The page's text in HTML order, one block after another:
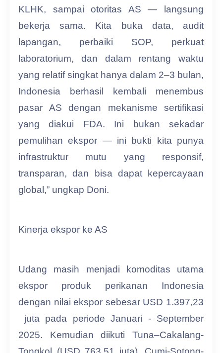
KLHK, sampai otoritas AS — langsung
bekerja sama. Kita buka data, audit
lapangan, perbaiki SOP, perkuat
laboratorium, dan dalam rentang waktu
yang relatif singkat hanya dalam 2–3 bulan,
Indonesia berhasil kembali menembus
pasar AS dengan mekanisme sertifikasi
yang diakui FDA. Ini bukan sekadar
pemulihan ekspor — ini bukti kita punya
infrastruktur mutu yang responsif,
transparan, dan bisa dapat kepercayaan
global,” ungkap Doni.
Kinerja ekspor ke AS
Udang masih menjadi komoditas utama
ekspor produk perikanan Indonesia
dengan nilai ekspor sebesar USD 1.397,23
juta pada periode Januari - September
2025. Kemudian diikuti Tuna–Cakalang-